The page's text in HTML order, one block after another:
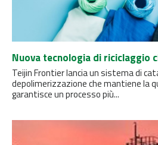
Nuova tecnologia di riciclaggio
Teijin Frontier lancia un sistema di
depolimerizzazione che mantiene la
garantisce un processo più...